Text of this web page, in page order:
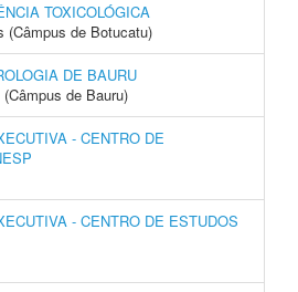
TOXICOLÓGICA
(Câmpus de Botucatu)
DE BAURU
de Bauru)
- CENTRO DE
- CENTRO DE ESTUDOS